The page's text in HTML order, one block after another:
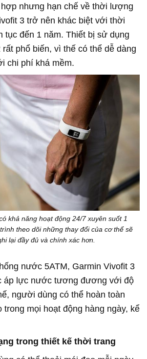
nhưng hạn chế về thời lượng
3 trở nên khác biệt với thời
tục đến 1 năm. Thiết bị sử dụng
phổ biến, vì thế có thể dễ dàng
chi phí khá mềm.
khả năng hoạt động 24/7 xuyên suốt 1
theo dõi những thay đổi của cơ thể sẽ
lại đầy đủ và chính xác hơn.
nước 5ATM, Garmin Vivofit 3
áp lực nước tương đương với độ
người dùng có thể hoàn toàn
trong mọi hoạt động hàng ngày, kể
trong thiết kế thời trang